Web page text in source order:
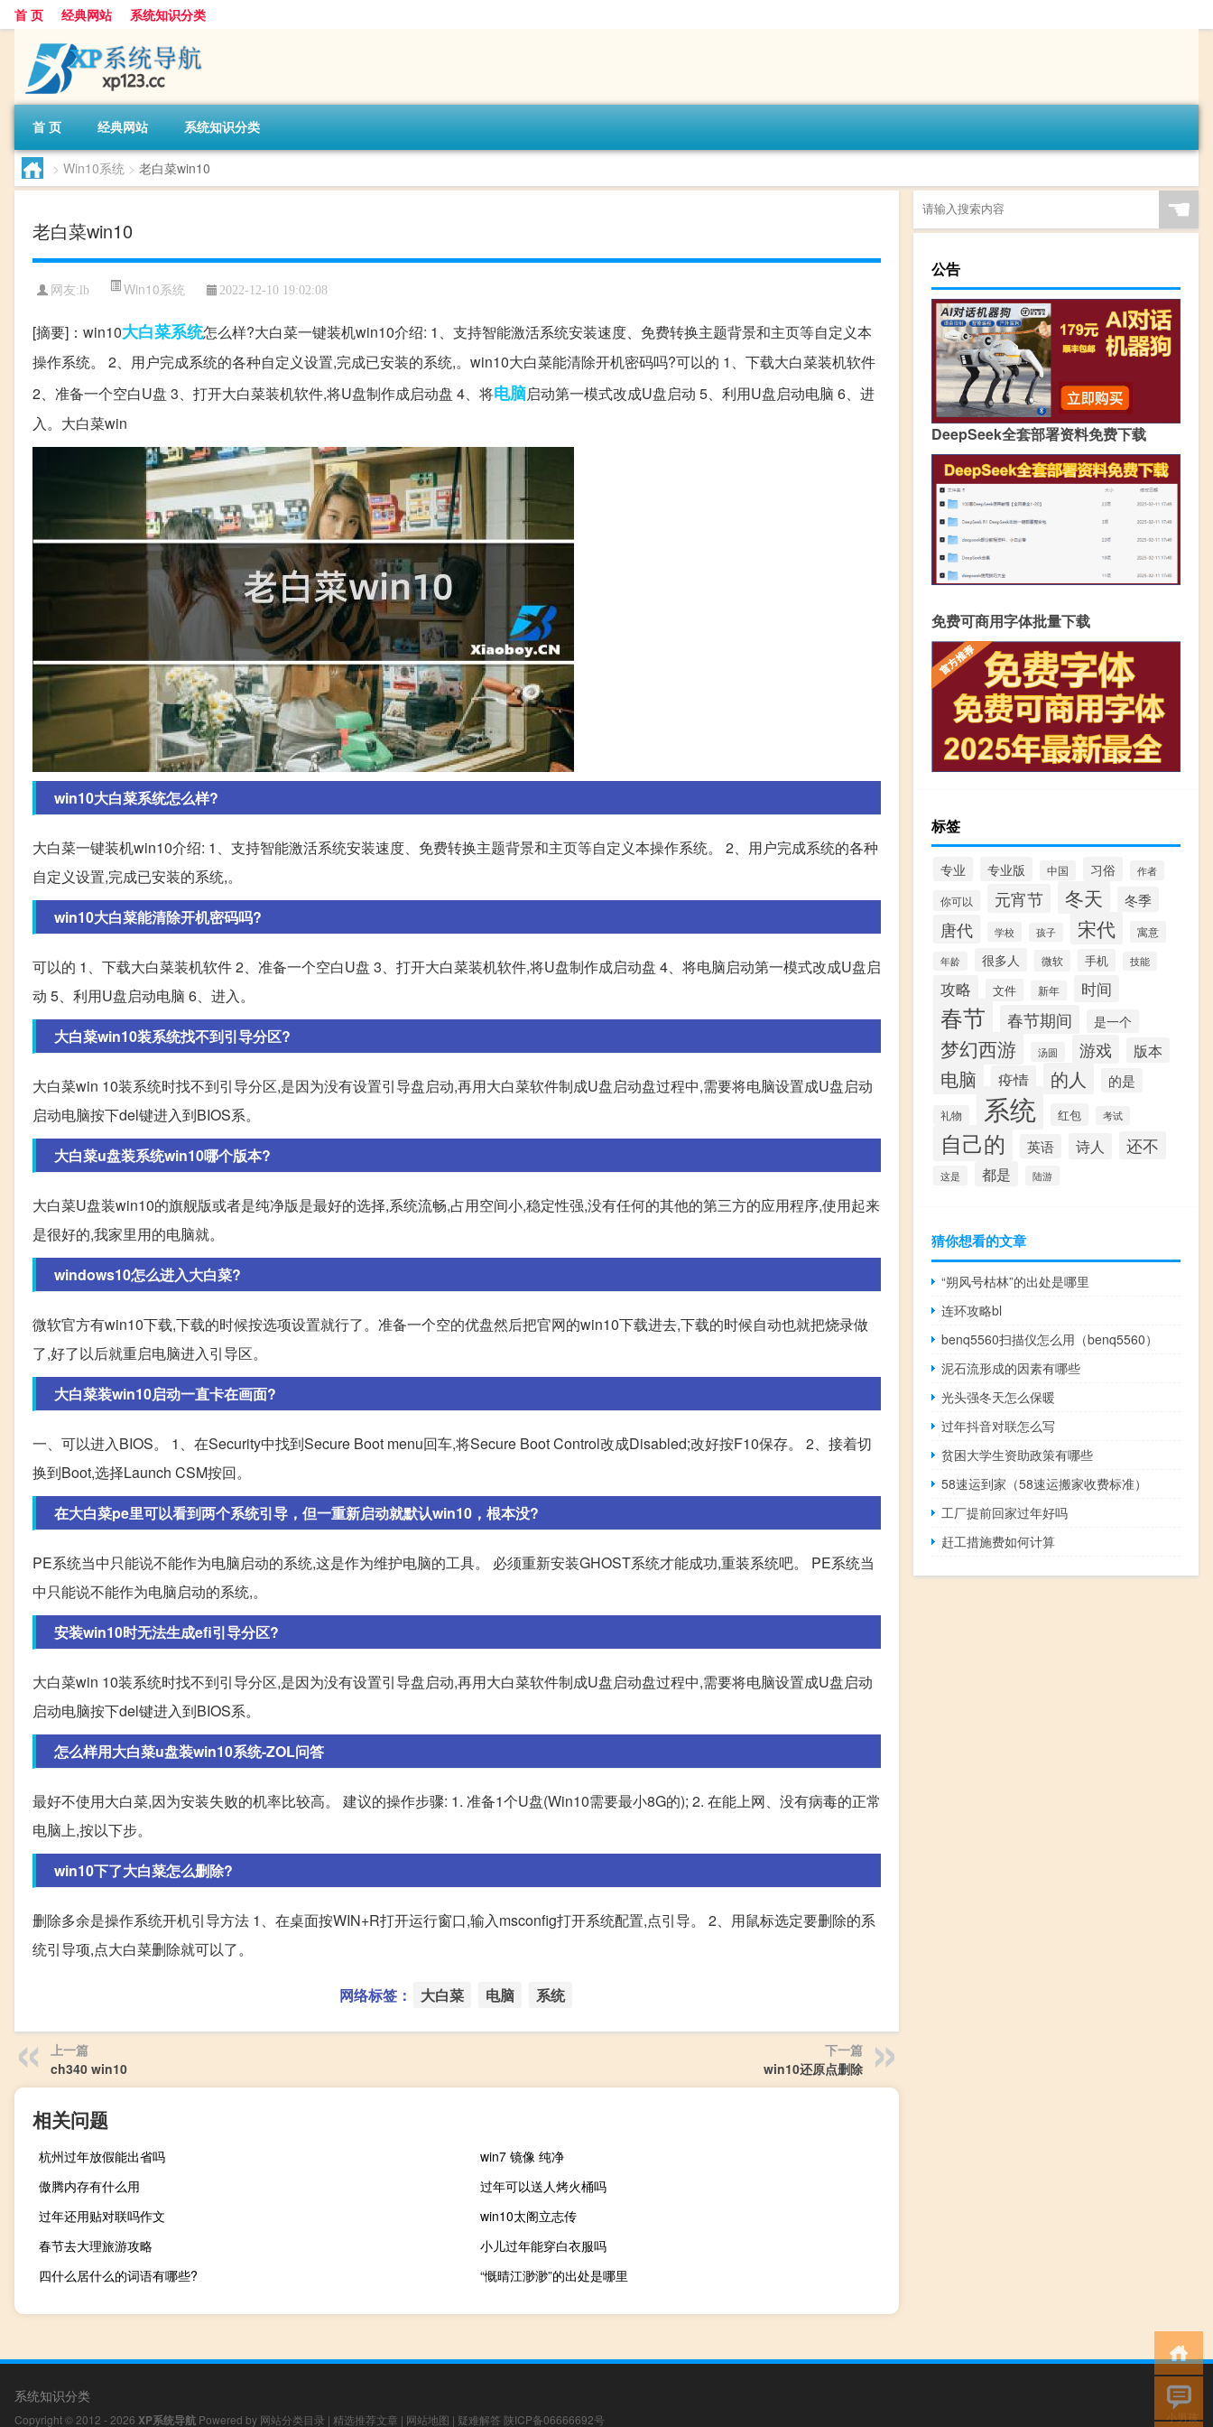
首 页 经典网站 系统知识分类
首 页 经典网站 系统知识分类
> Win10系统 > 老白菜win10
老白菜win10
网友:lb Win10系统 2022-12-10 19:02:08
[摘要]：win10大白菜系统怎么样?大白菜一键装机win10介绍: 1、支持智能激活系统安装速度、免费转换主题背景和主页等自定义本
操作系统。 2、用户完成系统的各种自定义设置,完成已安装的系统,。win10大白菜能清除开机密码吗?可以的 1、下载大白菜装机软件
2、准备一个空白U盘 3、打开大白菜装机软件,将U盘制作成启动盘 4、将电脑启动第一模式改成U盘启动 5、利用U盘启动电脑 6、进
入。大白菜win
win10大白菜系统怎么样?
大白菜一键装机win10介绍: 1、支持智能激活系统安装速度、免费转换主题背景和主页等自定义本操作系统。 2、用户完成系统的各种
自定义设置,完成已安装的系统,。
win10大白菜能清除开机密码吗?
可以的 1、下载大白菜装机软件 2、准备一个空白U盘 3、打开大白菜装机软件,将U盘制作成启动盘 4、将电脑启动第一模式改成U盘启
动 5、利用U盘启动电脑 6、进入。
大白菜win10装系统找不到引导分区?
大白菜win 10装系统时找不到引导分区,是因为没有设置引导盘启动,再用大白菜软件制成U盘启动盘过程中,需要将电脑设置成U盘启动
启动电脑按下del键进入到BIOS系。
大白菜u盘装系统win10哪个版本?
大白菜U盘装win10的旗舰版或者是纯净版是最好的选择,系统流畅,占用空间小,稳定性强,没有任何的其他的第三方的应用程序,使用起来
是很好的,我家里用的电脑就。
windows10怎么进入大白菜?
微软官方有win10下载,下载的时候按选项设置就行了。准备一个空的优盘然后把官网的win10下载进去,下载的时候自动也就把烧录做
了,好了以后就重启电脑进入引导区。
大白菜装win10启动一直卡在画面?
一、可以进入BIOS。 1、在Security中找到Secure Boot menu回车,将Secure Boot Control改成Disabled;改好按F10保存。 2、接着切
换到Boot,选择Launch CSM按回。
在大白菜pe里可以看到两个系统引导，但一重新启动就默认win10，根本没?
PE系统当中只能说不能作为电脑启动的系统,这是作为维护电脑的工具。 必须重新安装GHOST系统才能成功,重装系统吧。 PE系统当
中只能说不能作为电脑启动的系统,。
安装win10时无法生成efi引导分区?
大白菜win 10装系统时找不到引导分区,是因为没有设置引导盘启动,再用大白菜软件制成U盘启动盘过程中,需要将电脑设置成U盘启动
启动电脑按下del键进入到BIOS系。
怎么样用大白菜u盘装win10系统-ZOL问答
最好不使用大白菜,因为安装失败的机率比较高。 建议的操作步骤: 1. 准备1个U盘(Win10需要最小8G的); 2. 在能上网、没有病毒的正常
电脑上,按以下步。
win10下了大白菜怎么删除?
删除多余是操作系统开机引导方法 1、在桌面按WIN+R打开运行窗口,输入msconfig打开系统配置,点引导。 2、用鼠标选定要删除的系
统引导项,点大白菜删除就可以了。
网络标签： 大白菜 电脑 系统
上一篇
ch340 win10
下一篇
win10还原点删除
相关问题
杭州过年放假能出省吗
win7 镜像 纯净
傲腾内存有什么用
过年可以送人烤火桶吗
过年还用贴对联吗作文
win10太阁立志传
春节去大理旅游攻略
小儿过年能穿白衣服吗
四什么居什么的词语有哪些?
“慨晴江渺渺”的出处是哪里
☚
公告
DeepSeek全套部署资料免费下载
免费可商用字体批量下载
标签
专业 专业版 中国 习俗 作者
你可以 元宵节 冬天 冬季
唐代 学校 孩子 宋代 寓意
年龄 很多人 微软 手机 技能
攻略 文件 新年 时间
春节 春节期间 是一个
梦幻西游 汤圆 游戏 版本
电脑 疫情 的人 的是
礼物 系统 红包 考试
自己的 英语 诗人 还不
这是 都是 陆游
猜你想看的文章
“朔风号枯林”的出处是哪里
连环攻略bl
benq5560扫描仪怎么用（benq5560）
泥石流形成的因素有哪些
光头强冬天怎么保暖
过年抖音对联怎么写
贫困大学生资助政策有哪些
58速运到家（58速运搬家收费标准）
工厂提前回家过年好吗
赶工措施费如何计算
系统知识分类
Copyright © 2012 - 2026 XP系统导航 Powered by 网站分类目录 | 精选推荐文章 | 网站地图 | 疑难解答 陕ICP备06666692号 小男孩